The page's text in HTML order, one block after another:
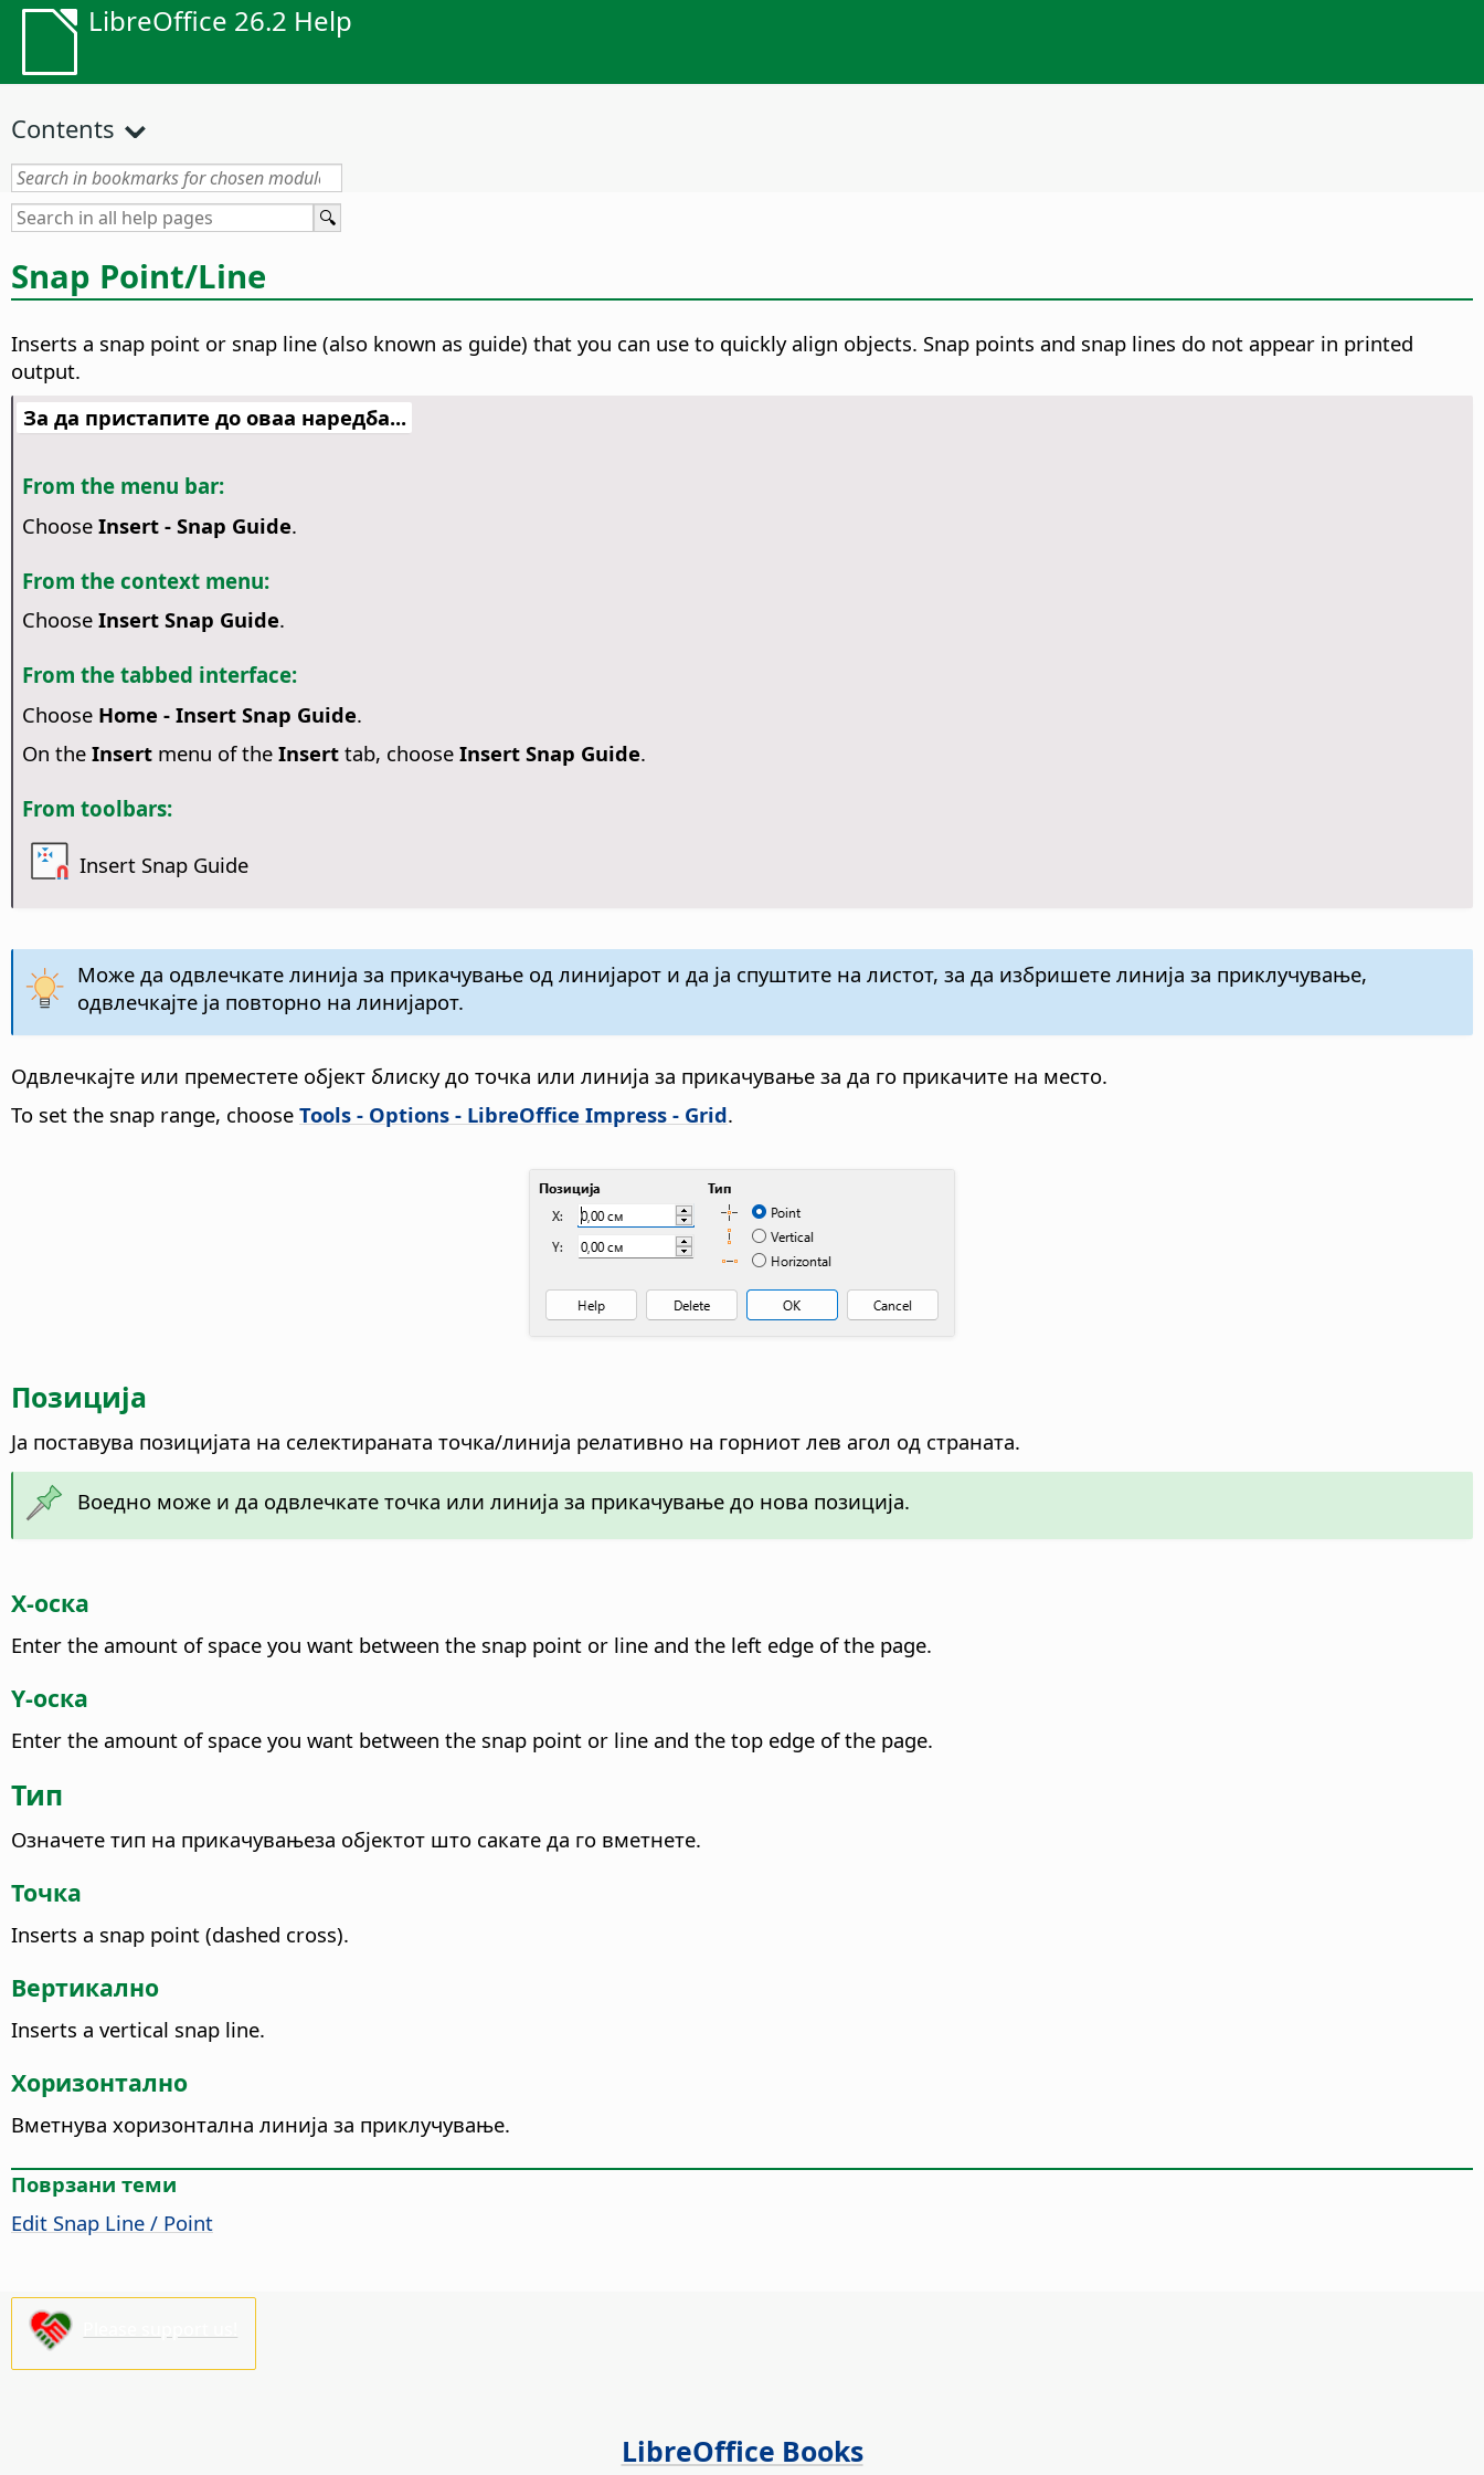
LibreOffice 26.2 Help
Contents
Snap Point/Line
Inserts a snap point or snap line (also known as guide) that you can use to quickly align objects. Snap points and snap lines do not appear in printed
output.
За да пристапите до оваа наредба...
From the menu bar:
Choose Insert - Snap Guide.
From the context menu:
Choose Insert Snap Guide.
From the tabbed interface:
Choose Home - Insert Snap Guide.
On the Insertmenu of the Inserttab, choose Insert Snap Guide.
From toolbars:
Insert Snap Guide
Може да одвлечкате линија за прикачување од линијарот и да ја спуштите на листот, за да избришете линија за приклучување,
одвлечкајте ја повторно на линијарот.
Одвлечкајте или преместете објект блиску до точка или линија за прикачување за да го прикачите на место.
To set the snap range, choose Tools - Options - LibreOffice Impress - Grid.
Позиција
Ја поставува позицијата на селектираната точка/линија релативно на горниот лев агол од страната.
Воедно може и да одвлечкате точка или линија за прикачување до нова позиција.
X-оска
Enter the amount of space you want between the snap point or line and the left edge of the page.
Y-оска
Enter the amount of space you want between the snap point or line and the top edge of the page.
Тип
Означете тип на прикачувањеза објектот што сакате да го вметнете.
Точка
Inserts a snap point (dashed cross).
Вертикално
Inserts a vertical snap line.
Хоризонтално
Вметнува хоризонтална линија за приклучување.
Поврзани теми
Edit Snap Line / Point
LibreOffice Books